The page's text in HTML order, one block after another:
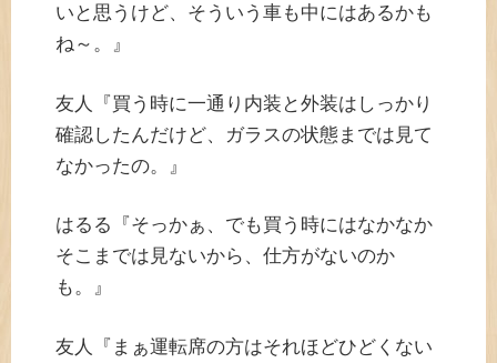
いと思うけど、そういう車も中にはあるかも
ね～。』
友人『買う時に一通り内装と外装はしっかり
確認したんだけど、ガラスの状態までは見て
なかったの。』
はるる『そっかぁ、でも買う時にはなかなか
そこまでは見ないから、仕方がないのか
も。』
友人『まぁ運転席の方はそれほどひどくない